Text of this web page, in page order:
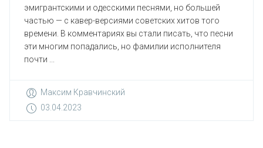
эмигрантскими и одесскими песнями, но большей
частью — с кавер-версиями советских хитов того
времени. В комментариях вы стали писать, что песни
эти многим попадались, но фамилии исполнителя
почти ...
Максим Кравчинский
03.04.2023